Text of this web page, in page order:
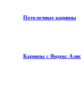
Потолочные карнизы
Карнизы с Яндекс